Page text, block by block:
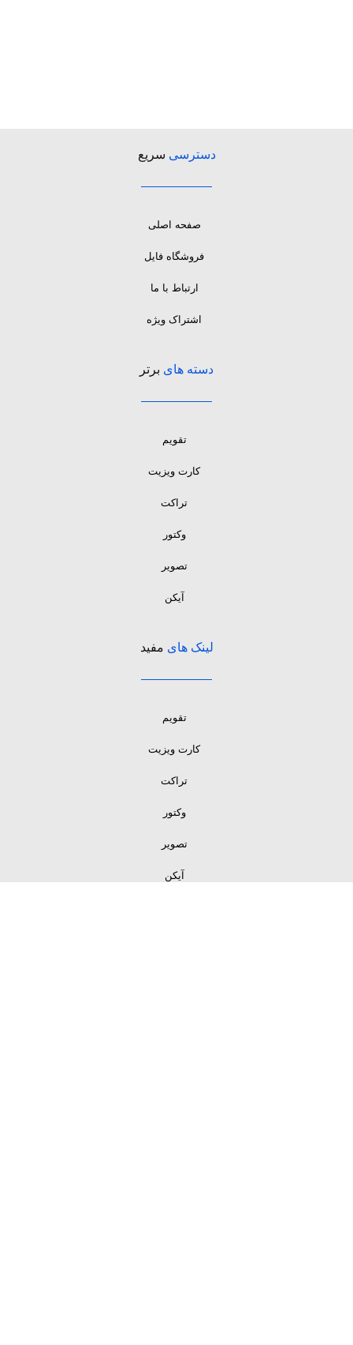
دسترسی سریع
صفحه اصلی
فروشگاه فایل
ارتباط با ما
اشتراک ویژه
دسته های برتر
تقویم
کارت ویزیت
تراکت
وکتور
تصویر
آیکن
لینک های مفید
تقویم
کارت ویزیت
تراکت
وکتور
تصویر
آیکن